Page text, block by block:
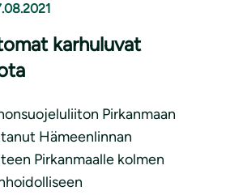
karhuluvat
Pirkanmaan
Hämeenlinnan
Pirkanmaalle kolmen